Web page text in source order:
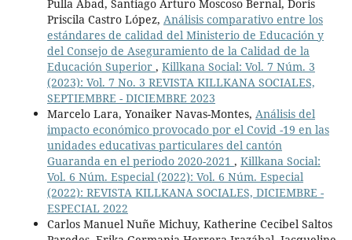
Pulla Abad, Santiago Arturo Moscoso Bernal, Doris
Priscila Castro López, Análisis comparativo entre los
estándares de calidad del Ministerio de Educación y
del Consejo de Aseguramiento de la Calidad de la
Educación Superior , Killkana Social: Vol. 7 Núm. 3
(2023): Vol. 7 No. 3 REVISTA KILLKANA SOCIALES,
SEPTIEMBRE - DICIEMBRE 2023
Marcelo Lara, Yonaiker Navas-Montes, Análisis del
impacto económico provocado por el Covid -19 en las
unidades educativas particulares del cantón
Guaranda en el periodo 2020-2021 , Killkana Social:
Vol. 6 Núm. Especial (2022): Vol. 6 Núm. Especial
(2022): REVISTA KILLKANA SOCIALES, DICIEMBRE -
ESPECIAL 2022
Carlos Manuel Nuñe Michuy, Katherine Cecibel Saltos